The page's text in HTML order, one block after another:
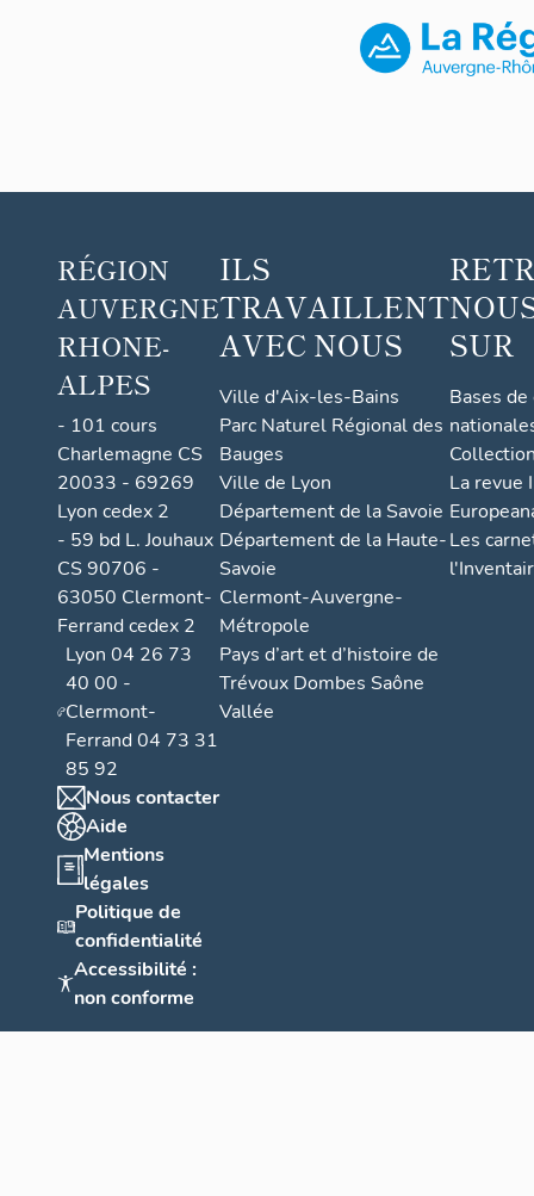
RÉGION
AUVERGNE
RHONE-
ALPES
- 101 cours
Charlemagne CS
20033 - 69269
Lyon cedex 2
- 59 bd L. Jouhaux
CS 90706 -
63050 Clermont-
Ferrand cedex 2
Lyon 04 26 73
40 00 -
Clermont-
Ferrand 04 73 31
85 92
Nous contacter
Aide
Mentions
légales
Politique de
confidentialité
Accessibilité :
non conforme
ILS
TRAVAILLENT
AVEC NOUS
Ville d'Aix-les-Bains
Parc Naturel Régional des
Bauges
Ville de Lyon
Département de la Savoie
Département de la Haute-
Savoie
Clermont-Auvergne-
Métropole
Pays d’art et d’histoire de
Trévoux Dombes Saône
Vallée
SUR
Bases
La revue
Les